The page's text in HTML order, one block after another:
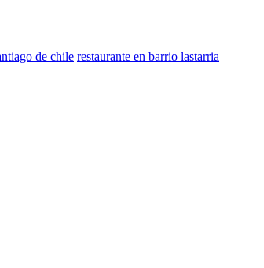
de chile restaurante en barrio lastarria